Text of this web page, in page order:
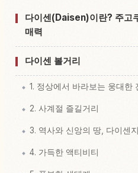
산 Ooyama,
다이센(Daisen)이란? 주고
매력
다이센 볼거리
1. 정상에서 바라보는 웅대한
2. 사계절 즐길거리
3. 역사와 신앙의 땅, 다이센지
4. 가득한 액티비티